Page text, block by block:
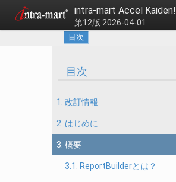
intra-mart Accel Kaiden!
第12版 2026-04-01
目次
目次
1. 改訂情報
2. はじめに
3. 概要
3.1. ReportBuilderとは？